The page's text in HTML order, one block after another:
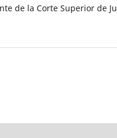
de la Corte Superior de